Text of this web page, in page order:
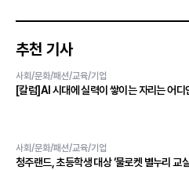
추천 기사
사회/문화/패션/교육/기업
[칼럼]AI 시대에 실력이 쌓이는 자리는 어디
사회/문화/패션/교육/기업
청주랜드, 초등학생 대상 ‘물로켓 별누리 교